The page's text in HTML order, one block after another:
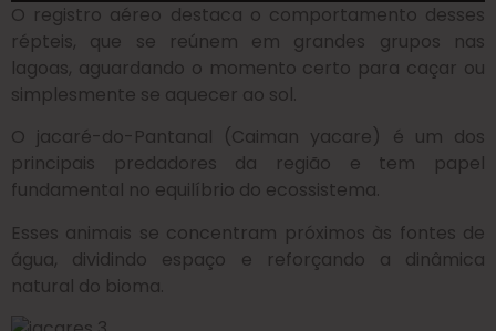
O registro aéreo destaca o comportamento desses
répteis, que se reúnem em grandes grupos nas
lagoas, aguardando o momento certo para caçar ou
simplesmente se aquecer ao sol.
O jacaré-do-Pantanal (Caiman yacare) é um dos
principais predadores da região e tem papel
fundamental no equilíbrio do ecossistema.
Esses animais se concentram próximos às fontes de
água, dividindo espaço e reforçando a dinâmica
natural do bioma.